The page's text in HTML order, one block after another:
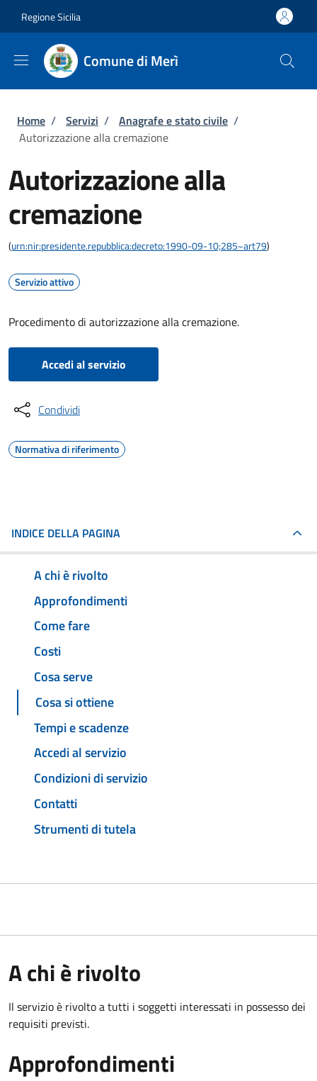
Regione Sicilia
Comune di Merì
Briciole di pane
Home / Servizi / Anagrafe e stato civile /
Autorizzazione alla cremazione
Autorizzazione alla
cremazione
(urn:nir:presidente.repubblica:decreto:1990-09-10;285~art79)
Servizio attivo
Procedimento di autorizzazione alla cremazione.
Accedi al servizio
Condividi
Normativa di riferimento
INDICE DELLA PAGINA
A chi è rivolto
Approfondimenti
Come fare
Costi
Cosa serve
Cosa si ottiene
Tempi e scadenze
Accedi al servizio
Condizioni di servizio
Contatti
Strumenti di tutela
A chi è rivolto
Il servizio è rivolto a tutti i soggetti interessati in possesso dei
requisiti previsti.
Approfondimenti